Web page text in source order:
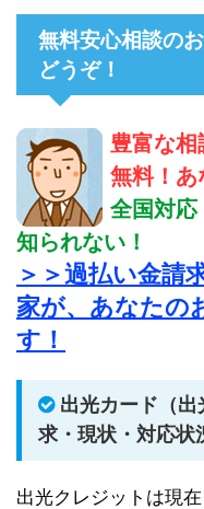
無料安心相談の
どうぞ！
豊富な
無料！あ
全国対応
知られない！
＞＞過払い金請
家が、あなたの
す！
出光カード（
求・現状・対応状
出光クレジットは現